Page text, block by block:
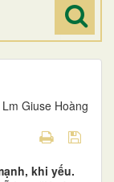
Lm Giuse Hoàng
khi yếu.